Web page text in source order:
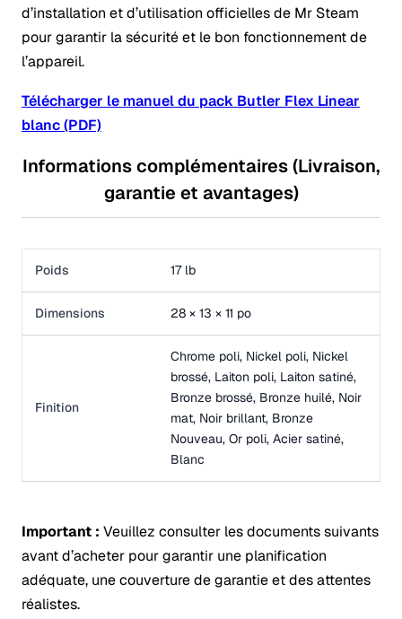
d’installation et d’utilisation officielles de Mr Steam
pour garantir la sécurité et le bon fonctionnement de
l’appareil.
Télécharger le manuel du pack Butler Flex Linear
blanc (PDF)
Informations complémentaires (Livraison,
garantie et avantages)
Poids 17 lb
Dimensions 28 × 13 × 11 po
Finition
Chrome poli, Nickel poli, Nickel
brossé, Laiton poli, Laiton satiné,
Bronze brossé, Bronze huilé, Noir
mat, Noir brillant, Bronze
Nouveau, Or poli, Acier satiné,
Blanc
Important : Veuillez consulter les documents suivants
avant d’acheter pour garantir une planification
adéquate, une couverture de garantie et des attentes
réalistes.